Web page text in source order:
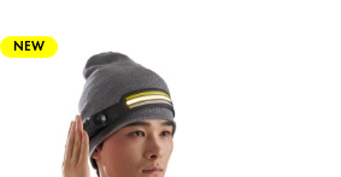
NEW